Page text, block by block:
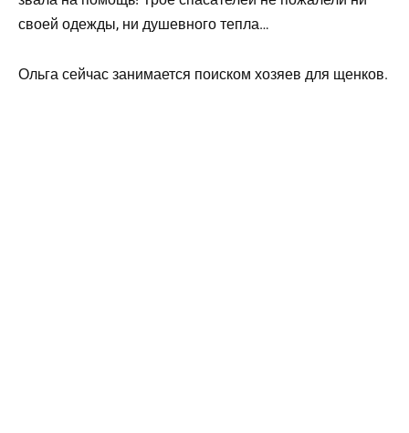
Ольга сейчас занимается поиском хозяев для щенков.